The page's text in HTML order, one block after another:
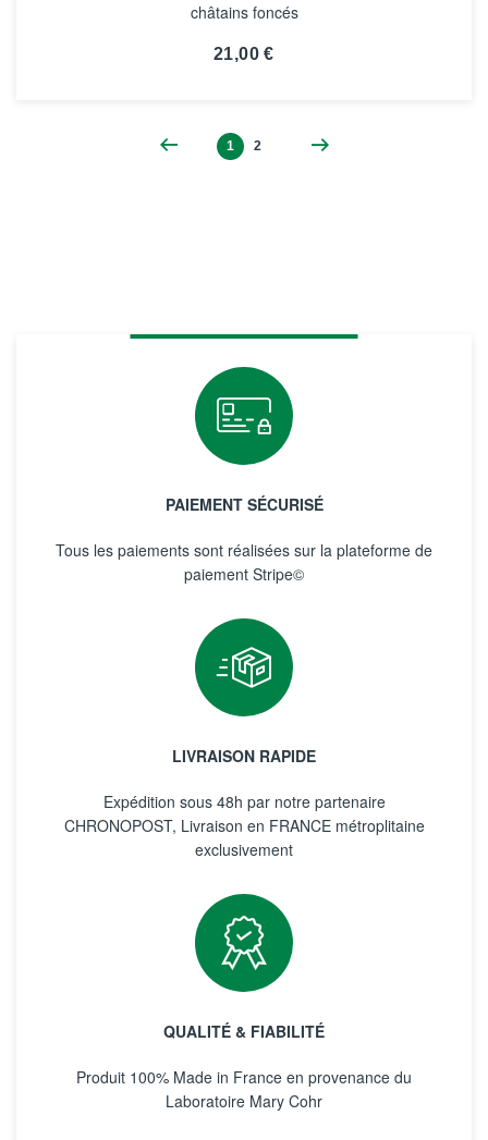
châtains foncés
21,00 €
1 2
PAIEMENT SÉCURISÉ
Tous les paiements sont réalisées sur la plateforme de
paiement Stripe©
LIVRAISON RAPIDE
Expédition sous 48h par notre partenaire
CHRONOPOST, Livraison en FRANCE métroplitaine
exclusivement
QUALITÉ & FIABILITÉ
Produit 100% Made in France en provenance du
Laboratoire Mary Cohr